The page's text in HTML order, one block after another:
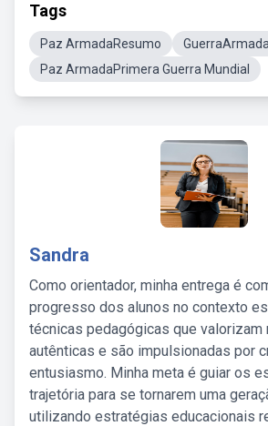
Tags
Paz ArmadaResumo
GuerraArmada
Paz ArmadaPrimera Guerra Mundial
Sandra
Como orientador, minha entrega é
progresso dos alunos no contexto
técnicas pedagógicas que valorizam
autênticas e são impulsionadas por
entusiasmo. Minha meta é guiar os
trajetória para se tornarem uma
utilizando estratégias educacionais